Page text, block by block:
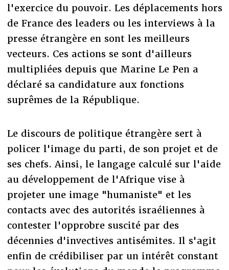
l'exercice du pouvoir. Les déplacements hors
de France des leaders ou les interviews à la
presse étrangère en sont les meilleurs
vecteurs. Ces actions se sont d'ailleurs
multipliées depuis que Marine Le Pen a
déclaré sa candidature aux fonctions
suprêmes de la République.
Le discours de politique étrangère sert à
policer l'image du parti, de son projet et de
ses chefs. Ainsi, le langage calculé sur l'aide
au développement de l'Afrique vise à
projeter une image "humaniste" et les
contacts avec des autorités israéliennes à
contester l'opprobre suscité par des
décennies d'invectives antisémites. Il s'agit
enfin de crédibiliser par un intérêt constant